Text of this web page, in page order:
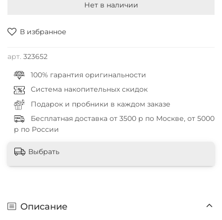
В избранное
арт. 323652
Нет в наличии
100% гарантия оригинальности
Система накопительных скидок
Подарок и пробники в каждом заказе
Бесплатная доставка от 3500 р по Москве, от 5000
р по России
Выбрать
Описание